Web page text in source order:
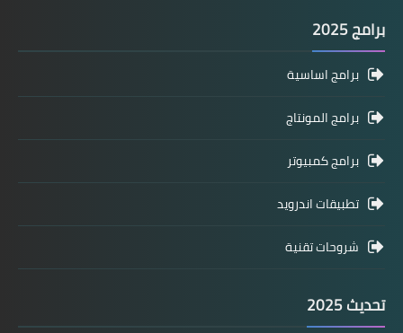
برامج 2025
برامج اساسية
برامج المونتاج
برامج كمبيوتر
تطبيقات اندرويد
شروحات تقنية
تحديث 2025